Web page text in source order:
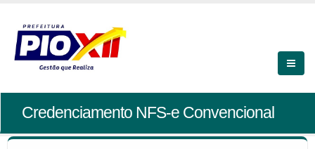
Credenciamento NFS-e Convencional